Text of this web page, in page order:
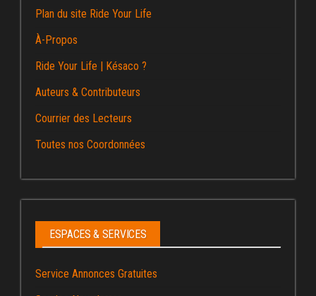
Plan du site Ride Your Life
À-Propos
Ride Your Life | Késaco ?
Auteurs & Contributeurs
Courrier des Lecteurs
Toutes nos Coordonnées
ESPACES & SERVICES
Service Annonces Gratuites